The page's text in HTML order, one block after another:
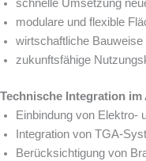
schnelle Umsetzung
modulare und flexible
wirtschaftliche
zukunftsfähige
Technische Integration im
Einbindung von Elektro-
Integration von TGA-
Berücksichtigung von